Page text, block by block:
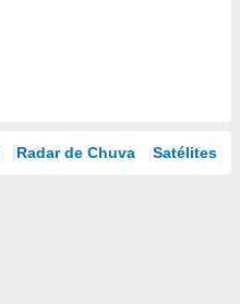
Radar de Chuva Satélites